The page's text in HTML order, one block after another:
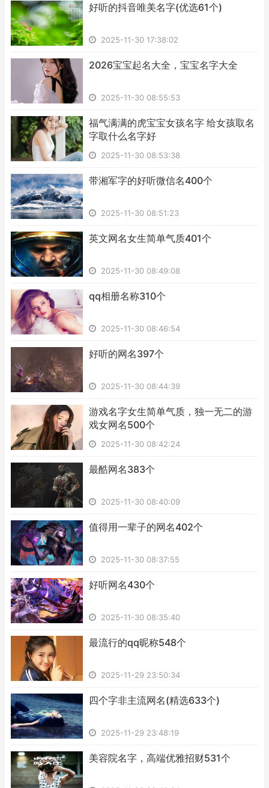
​好听的抖音唯美名字(优选61个)
2025-11-30 17:38:02
​2026宝宝起名大全，宝宝名字大全
2025-11-30 08:55:53
​福气满满的虎宝宝女孩名字 给女孩取名
字取什么名字好
2025-11-30 08:53:38
​带湘军字的好听微信名400个
2025-11-30 08:51:23
​英文网名女生简单气质401个
2025-11-30 08:49:08
​qq相册名称310个
2025-11-30 08:46:54
​好听的网名397个
2025-11-30 08:44:39
​游戏名字女生简单气质，独一无二的游
戏女网名500个
2025-11-30 08:42:24
​最酷网名383个
2025-11-30 08:40:09
​值得用一辈子的网名402个
2025-11-30 08:37:55
​好听网名430个
2025-11-30 08:35:40
​最流行的qq昵称548个
2025-11-29 23:50:34
​四个字非主流网名(精选633个)
2025-11-29 23:48:19
​美容院名字，高端优雅招财531个